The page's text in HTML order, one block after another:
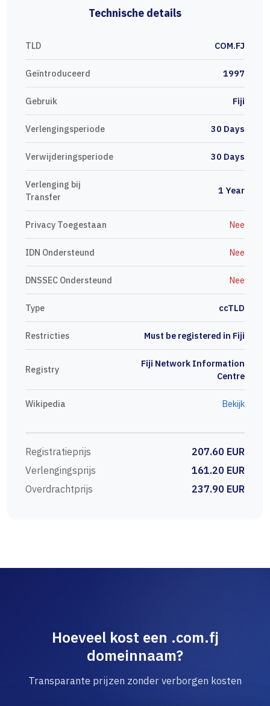
Technische details
TLD COM.FJ
Geïntroduceerd 1997
Gebruik Fiji
Verlengingsperiode 30 Days
Verwijderingsperiode 30 Days
Verlenging bij
Transfer
1 Year
Privacy Toegestaan Nee
IDN Ondersteund Nee
DNSSEC Ondersteund Nee
Type ccTLD
Restricties Must be registered in Fiji
Registry
Fiji Network Information
Centre
Wikipedia Bekijk
Registratieprijs
207.60 EUR
Verlengingsprijs
161.20 EUR
Overdrachtprijs
237.90 EUR
Hoeveel kost een .com.fj
domeinnaam?
Transparante prijzen zonder verborgen kosten